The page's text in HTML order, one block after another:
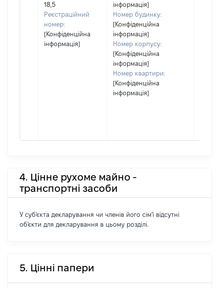
18,5
Реєстраційний
номер:
[Конфіденційна
інформація]
інформація]
Номер будинку:
[Конфіденційна
інформація]
Номер корпусу:
[Конфіденційна
інформація]
Номер квартири:
[Конфіденційна
інформація]
4. Цінне рухоме майно -
транспортні засоби
У суб'єкта декларування чи членів його сім'ї відсутні
об'єкти для декларування в цьому розділі.
5. Цінні папери